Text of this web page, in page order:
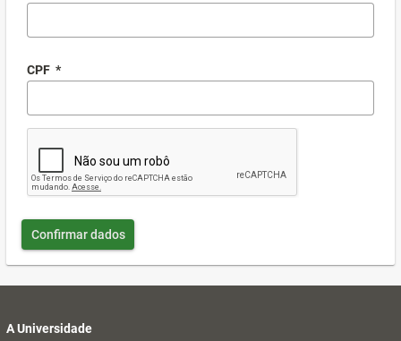
CPF *
Confirmar dados
A Universidade